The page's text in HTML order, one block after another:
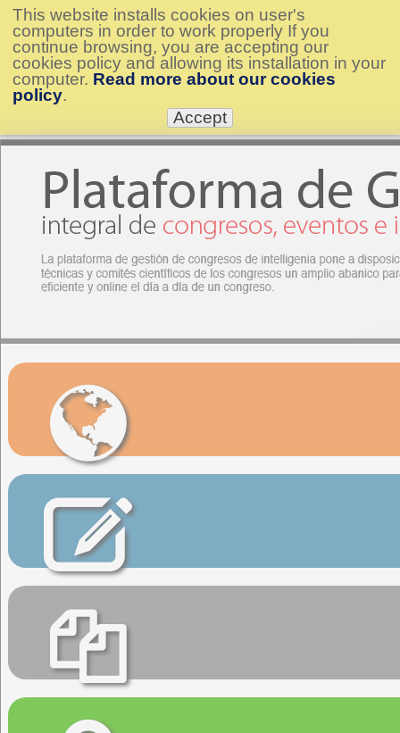
This website installs cookies on user's
computers in order to work properly If you
continue browsing, you are accepting our
cookies policy and allowing its installation in your
computer. Read more about our cookies
policy.
Accept
Web del congreso
Inscripciones
Artículos